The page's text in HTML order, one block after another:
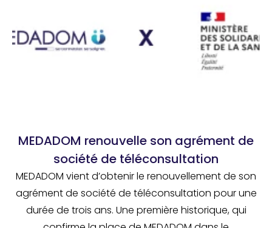
MEDADOM renouvelle son agrément de
société de téléconsultation
MEDADOM vient d’obtenir le renouvellement de son
agrément de société de téléconsultation pour une
durée de trois ans. Une première historique, qui